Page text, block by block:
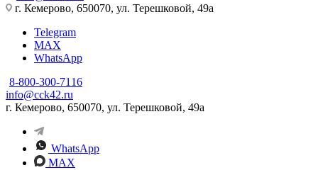
г. Кемерово, 650070, ул. Терешковой, 49а
Telegram
MAX
WhatsApp
8-800-300-7116
info@cck42.ru
г. Кемерово, 650070, ул. Терешковой, 49а
WhatsApp
MAX